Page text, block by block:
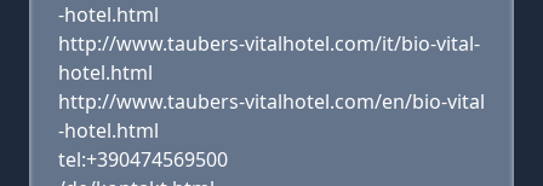
-hotel.html
http://www.taubers-vitalhotel.com/it/bio-vital-
hotel.html
http://www.taubers-vitalhotel.com/en/bio-vital
-hotel.html
tel:+390474569500